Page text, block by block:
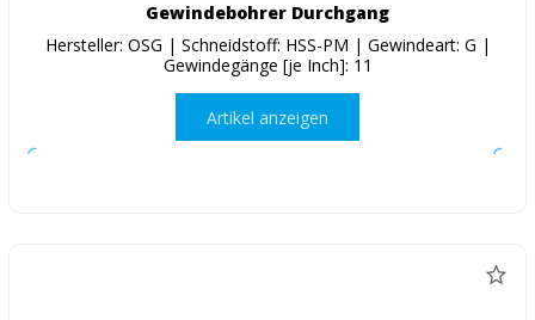
Gewindebohrer Durchgang
Hersteller: OSG | Schneidstoff: HSS-PM | Gewindeart: G |
Gewindegänge [je Inch]: 11
Artikel anzeigen